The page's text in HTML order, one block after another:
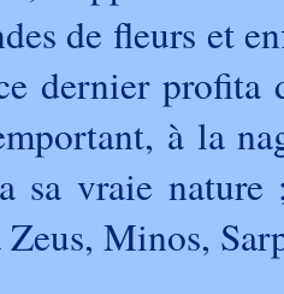
de fleurs et
dernier profita
à la
sa vraie
Minos,